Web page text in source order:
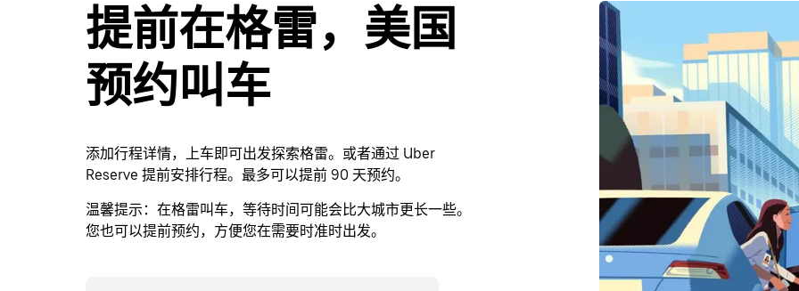
提前在格雷，美国
预约叫车
添加行程详情，上车即可出发探索格雷。或者通过 Uber
Reserve 提前安排行程。最多可以提前 90 天预约。
温馨提示： 在格雷叫车，等待时间可能会比大城市更长一些。
您也可以提前预约，方便您在需要时准时出发。